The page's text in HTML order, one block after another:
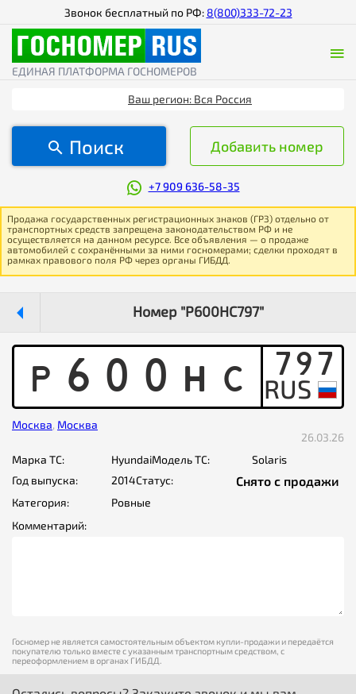
Звонок бесплатный по РФ: 8(800)333-72-23
ЕДИНАЯ ПЛАТФОРМА ГОСНОМЕРОВ
Ваш регион: Вся Россия
Поиск Добавить номер
+7 909 636-58-35
Продажа государственных регистрационных знаков (ГРЗ) отдельно от
транспортных средств запрещена законодательством РФ и не
осуществляется на данном ресурсе. Все объявления — о продаже
автомобилей с сохранёнными за ними госномерами; сделки проходят в
рамках правового поля РФ через органы ГИБДД.
Номер "Р600НС797"
P 6 0 0 H C 797
Москва, Москва
26.03.26
Марка ТС:
HyundaiМодель ТС:
Solaris
Год выпуска:
2014Статус: Снято с продажи
Категория:
Ровные
Комментарий:
Госномер не является самостоятельным объектом купли-продажи и передаётся
покупателю только вместе с указанным транспортным средством, с
переоформлением в органах ГИБДД.